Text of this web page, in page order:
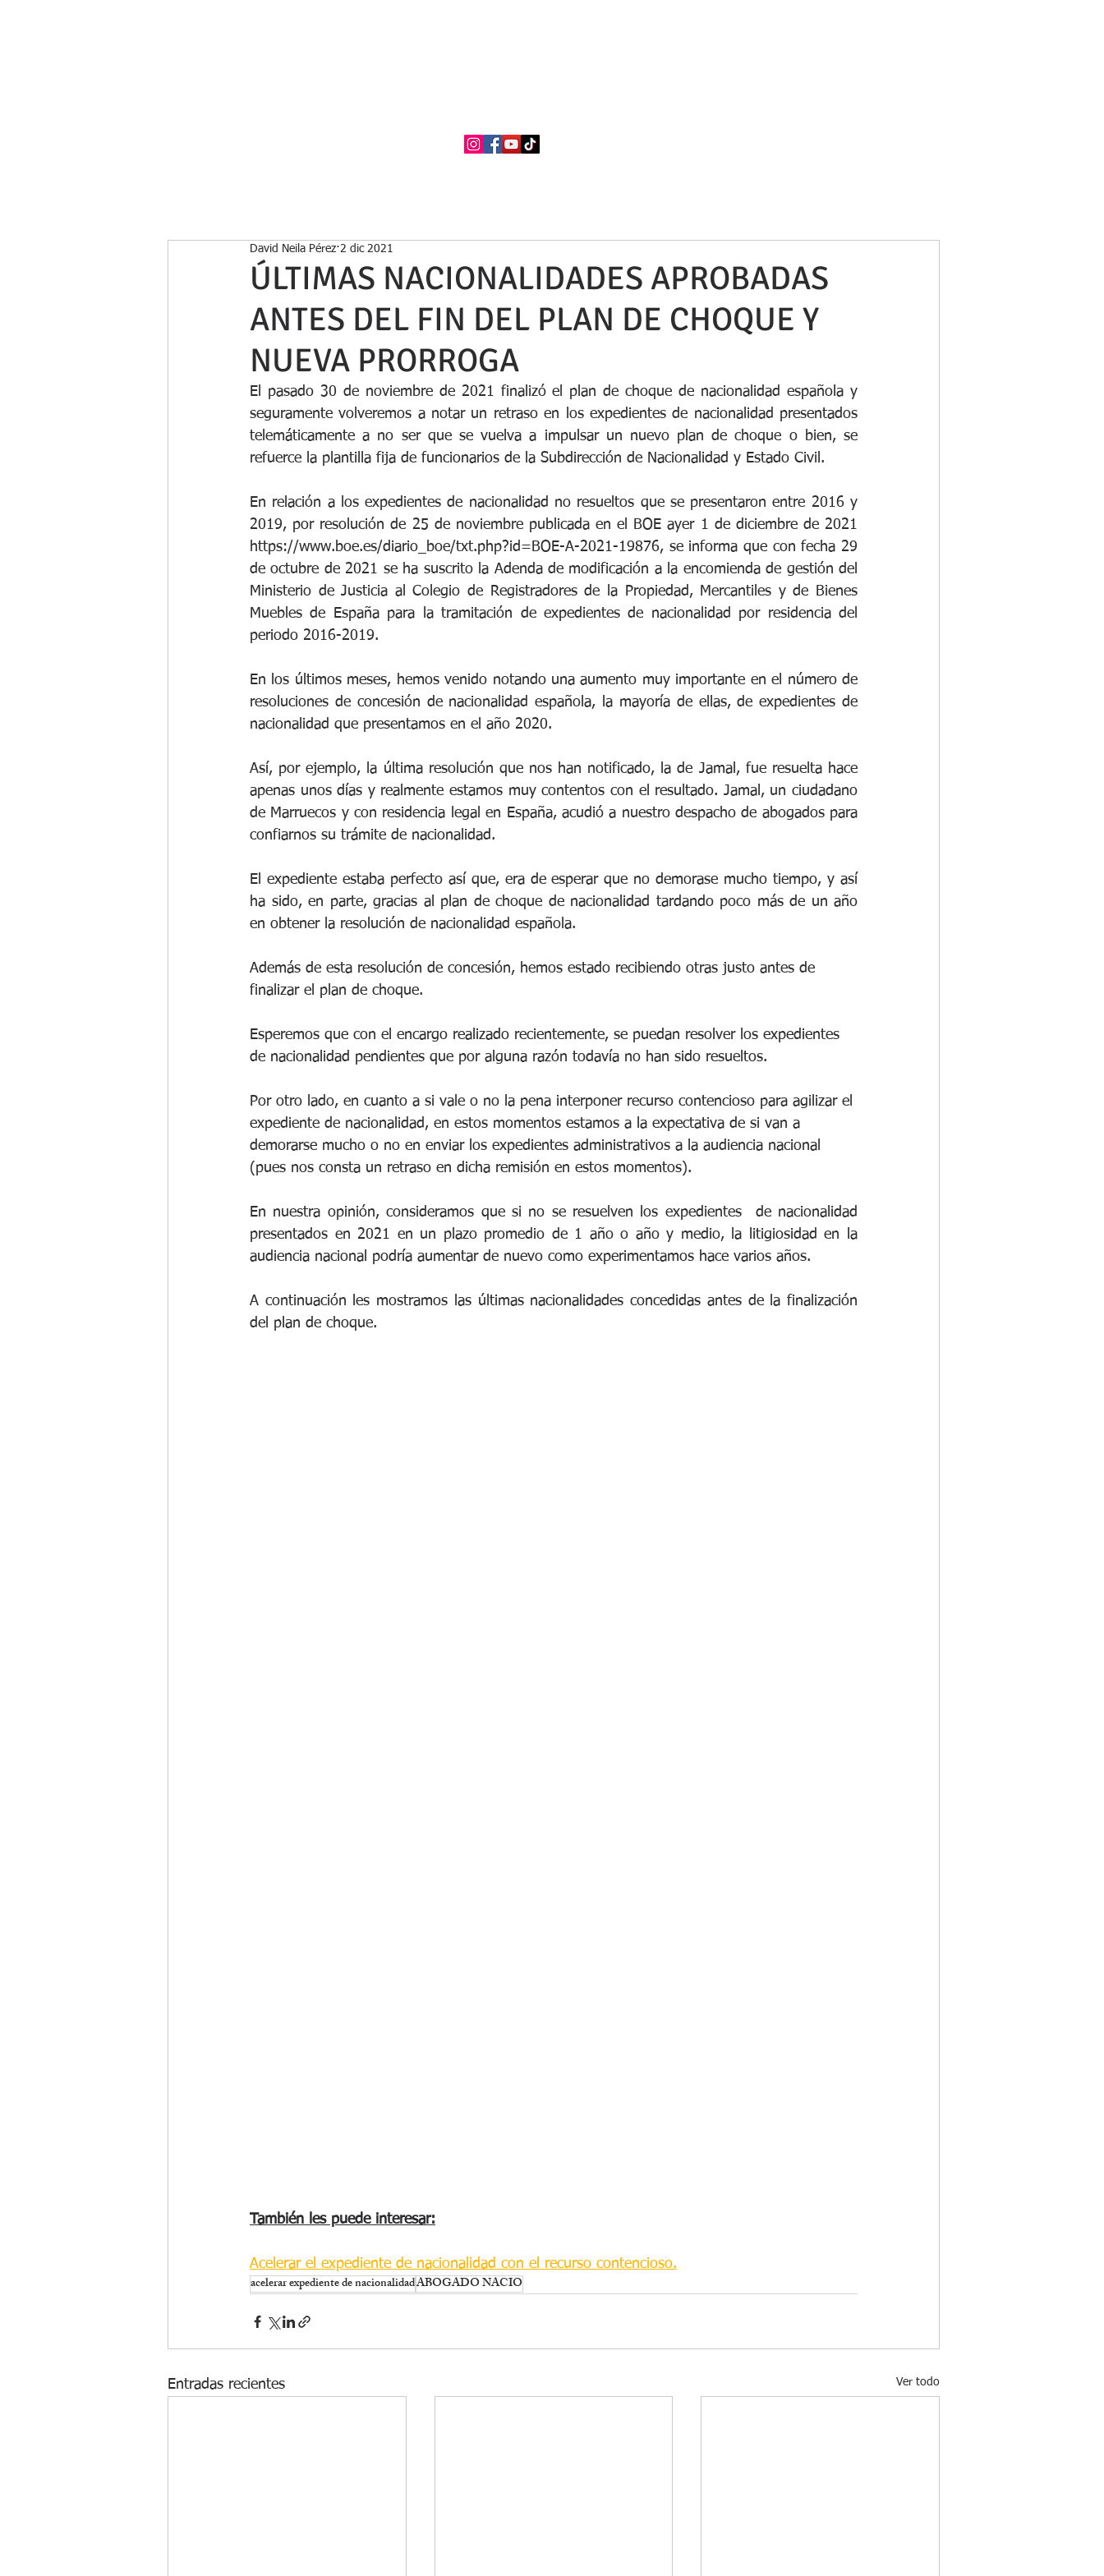
ÚLTIMAS NACIONALIDADES APROBADAS
ANTES DEL FIN DEL PLAN DE CHOQUE Y
NUEVA PRORROGA
David Neila Pérez 2 dic 2021
El pasado 30 de noviembre de 2021 finalizó el plan de choque de nacionalidad española y
seguramente volveremos a notar un retraso en los expedientes de nacionalidad presentados
telemáticamente a no ser que se vuelva a impulsar un nuevo plan de choque o bien, se
refuerce la plantilla fija de funcionarios de la Subdirección de Nacionalidad y Estado Civil.
En relación a los expedientes de nacionalidad no resueltos que se presentaron entre 2016 y
2019, por resolución de 25 de noviembre publicada en el BOE ayer 1 de diciembre de 2021
https://www.boe.es/diario_boe/txt.php?id=BOE-A-2021-19876, se informa que con fecha 29
de octubre de 2021 se ha suscrito la Adenda de modificación a la encomienda de gestión del
Ministerio de Justicia al Colegio de Registradores de la Propiedad, Mercantiles y de Bienes
Muebles de España para la tramitación de expedientes de nacionalidad por residencia del
periodo 2016-2019.
En los últimos meses, hemos venido notando una aumento muy importante en el número de
resoluciones de concesión de nacionalidad española, la mayoría de ellas, de expedientes de
nacionalidad que presentamos en el año 2020.
Así, por ejemplo, la última resolución que nos han notificado, la de Jamal, fue resuelta hace
apenas unos días y realmente estamos muy contentos con el resultado. Jamal, un ciudadano
de Marruecos y con residencia legal en España, acudió a nuestro despacho de abogados para
confiarnos su trámite de nacionalidad.
El expediente estaba perfecto así que, era de esperar que no demorase mucho tiempo, y así
ha sido, en parte, gracias al plan de choque de nacionalidad tardando poco más de un año
en obtener la resolución de nacionalidad española.
Además de esta resolución de concesión, hemos estado recibiendo otras justo antes de
finalizar el plan de choque.
Esperemos que con el encargo realizado recientemente, se puedan resolver los expedientes
de nacionalidad pendientes que por alguna razón todavía no han sido resueltos.
Por otro lado, en cuanto a si vale o no la pena interponer recurso contencioso para agilizar el
expediente de nacionalidad, en estos momentos estamos a la expectativa de si van a
demorarse mucho o no en enviar los expedientes administrativos a la audiencia nacional
(pues nos consta un retraso en dicha remisión en estos momentos).
En nuestra opinión, consideramos que si no se resuelven los expedientes  de nacionalidad
presentados en 2021 en un plazo promedio de 1 año o año y medio, la litigiosidad en la
audiencia nacional podría aumentar de nuevo como experimentamos hace varios años.
A continuación les mostramos las últimas nacionalidades concedidas antes de la finalización
del plan de choque.
También les puede interesar:
Acelerar el expediente de nacionalidad con el recurso contencioso.
acelerar expediente de nacionalidadABOGADO NACIO
Entradas recientes Ver todo